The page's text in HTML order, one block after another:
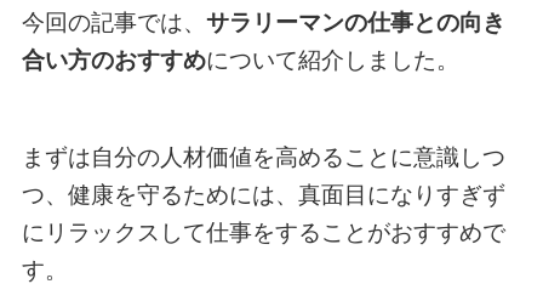
今回の記事では、 サラリーマンの仕事との向き
合い方のおすすめについて紹介しました。
まずは自分の人材価値を高めることに意識しつ
つ、健康を守るためには、真面目になりすぎず
にリラックスして仕事をすることがおすすめで
す。